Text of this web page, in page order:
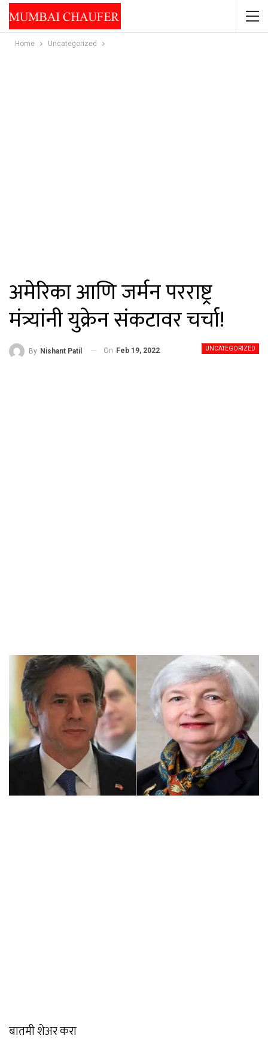
Home Uncategorized
अमेरिका आणि जर्मन परराष्ट्र
मंत्र्यांनी युक्रेन संकटावर चर्चा!
UNCATEGORIZED
By Nishant Patil On Feb 19, 2022
बातमी शेअर करा